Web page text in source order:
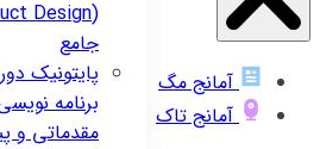
جامع
پایتونیک
برنامه
مقدماتی و
آمانج مگ
آمانج تاک